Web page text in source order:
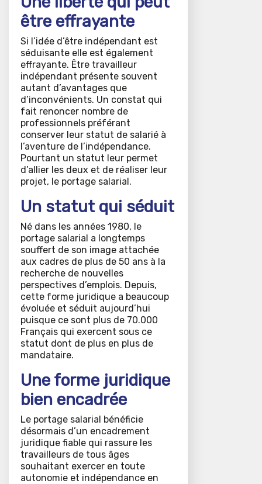
être effrayante
Si l’idée d’être indépendant est
séduisante elle est également
effrayante. Être travailleur
indépendant présente souvent
autant d’avantages que
d’inconvénients. Un constat qui
fait renoncer nombre de
professionnels préférant
conserver leur statut de salarié à
l’aventure de l’indépendance.
Pourtant un statut leur permet
d’allier les deux et de réaliser leur
projet, le portage salarial.
Un statut qui séduit
Né dans les années 1980, le
portage salarial a longtemps
souffert de son image attachée
aux cadres de plus de 50 ans à la
recherche de nouvelles
perspectives d’emplois. Depuis,
cette forme juridique a beaucoup
évoluée et séduit aujourd’hui
puisque ce sont plus de 70.000
Français qui exercent sous ce
statut dont de plus en plus de
mandataire.
Une forme juridique
bien encadrée
Le portage salarial bénéficie
désormais d’un encadrement
juridique fiable qui rassure les
travailleurs de tous âges
souhaitant exercer en toute
autonomie et indépendance en